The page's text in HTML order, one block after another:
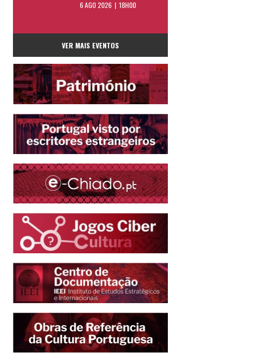
6 AGO 2026 | 18H00
VER MAIS EVENTOS